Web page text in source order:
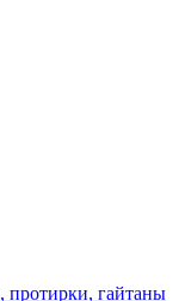
протирки, гайтаны